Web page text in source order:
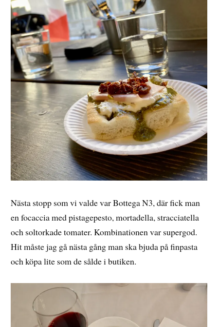
Nästa stopp som vi valde var Bottega N3, där fick man
en focaccia med pistagepesto, mortadella, stracciatella
och soltorkade tomater. Kombinationen var supergod.
Hit måste jag gå nästa gång man ska bjuda på finpasta
och köpa lite som de sålde i butiken.